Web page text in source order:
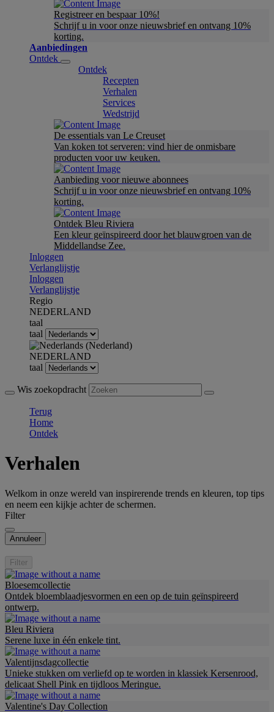
Registreer en bespaar 10%!
Schrijf u in voor onze nieuwsbrief en ontvang 10%
korting.
Aanbiedingen
Ontdek
Ontdek
Recepten
Verhalen
Services
Wedstrijd
De essentials van Le Creuset
Van koken tot serveren: vind hier de onmisbare
producten voor uw keuken.
Aanbieding voor nieuwe abonnees
Schrijf u in voor onze nieuwsbrief en ontvang 10%
korting.
Ontdek Bleu Riviera
Een kleur geïnspireerd door het blauwgroen van de
Middellandse Zee.
Inloggen
Verlanglijstje
Inloggen
Verlanglijstje
Regio
NEDERLAND
taal
taal
NEDERLAND
taal
Wis zoekopdracht
Terug
Home
Ontdek
Verhalen
Welkom in onze wereld van inspirerende trends en kleuren, top tips
en neem een kijkje achter de schermen.
Filter
Annuleer
Filter
Bloesemcollectie
Ontdek bloemblaadjesvormen en een op de tuin geïnspireerd
ontwerp.
Bleu Riviera
Serene luxe in één enkele tint.
Valentijnsdagcollectie
Unieke stukken om verliefd op te worden in klassiek Kersenrood,
delicaat Shell Pink en tijdloos Meringue.
Valentine's Day Collection